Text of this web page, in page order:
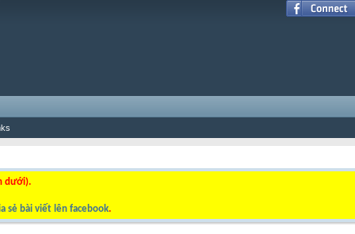
dưới).
sẻ bài viết lên facebook.